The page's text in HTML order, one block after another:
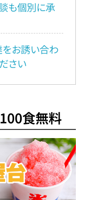
も個別に承
をお誘い合わ
さい
100食無料